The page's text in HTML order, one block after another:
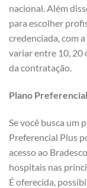
nacional. Além
para escolher
credenciada, com
variar entre 10, 20
da contratação.
Plano
Se você busca um
Preferencial Plus
acesso ao
hospitais nas
É oferecida,